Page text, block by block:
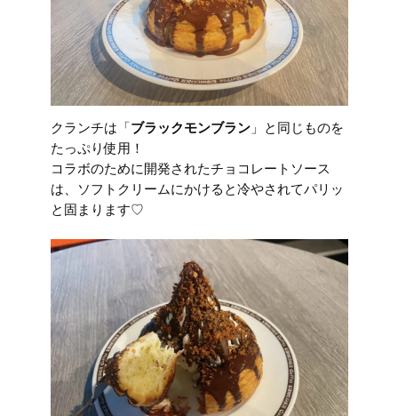
クランチは「ブラックモンブラン」と同じものを
たっぷり使用！
コラボのために開発されたチョコレートソース
は、ソフトクリームにかけると冷やされてパリッ
と固まります♡